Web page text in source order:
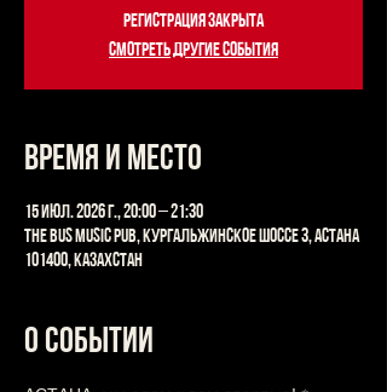
Регистрация закрыта
Смотреть другие события
Время и место
15 июл. 2026 г., 20:00 – 21:30
The Bus Music Pub, Кургальжинское шоссе 3, Астана
101400, Казахстан
О событии